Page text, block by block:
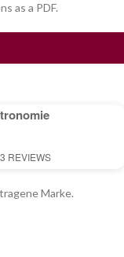
as a PDF.
REVIEWS
Marke.